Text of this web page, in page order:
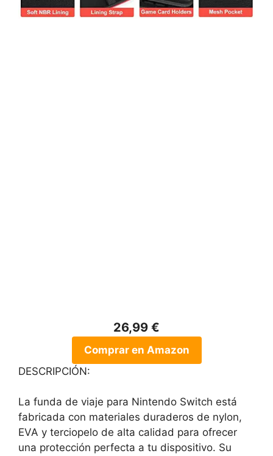
26,99 €
Comprar en Amazon
DESCRIPCIÓN:
La funda de viaje para Nintendo Switch está
fabricada con materiales duraderos de nylon,
EVA y terciopelo de alta calidad para ofrecer
una protección perfecta a tu dispositivo. Su